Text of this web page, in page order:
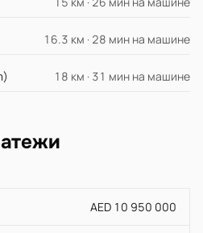
16.3 км · 28 мин на машине
18 км · 31 мин на машине
AED 10 950 000